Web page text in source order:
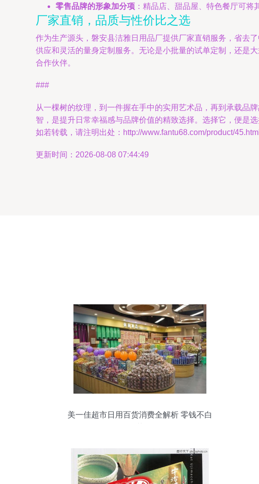
零售品牌的形象加分项 ：精品店、甜品屋、特色餐厅可将
厂家直销，品质与性价比之选
作为生产源头，磐安县洁雅日用品厂提供厂家直销服务，省去
供应和灵活的量身定制服务。无论是小批量的试单定制，还是
合作伙伴。
###
从一棵树的纹理，到一件握在手中的实用艺术品，再到承载品
智，是提升日常幸福感与品牌价值的精致选择。选择它，便是
如若转载，请注明出处：http://www.fantu68.com/product/45.html
更新时间：2026-08-08 07:44:49
美一佳超市日用百货消费全解析 零钱不白